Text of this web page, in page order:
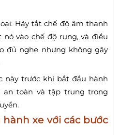
Hãy tắt chế độ âm thanh
vào chế độ rung, và điều
đủ nghe nhưng không gây
này trước khi bắt đầu hành
toàn và tập trung trong
xe với các bước